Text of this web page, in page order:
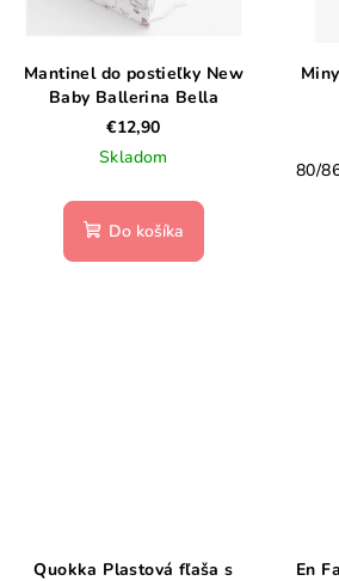
Mantinel do postieľky New
Baby Ballerina Bella
€12,90
Skladom
Do košíka
80/
Quokka Plastová fľaša s En